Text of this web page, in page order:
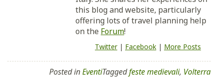
this blog and website, particularly
offering lots of travel planning help
on the Forum!
Twitter| Facebook | More Posts
Posted inEventiTaggedfeste medievali, Volterra